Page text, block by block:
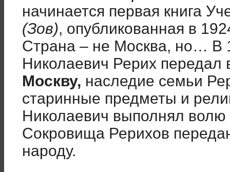
начинается первая книга
(Зов), опубликованная в
Страна – не Москва, но… В
Николаевич Рерих передал
Москву, наследие семьи
старинные предметы и
Николаевич выполнял волю
Сокровища Рерихов
народу.